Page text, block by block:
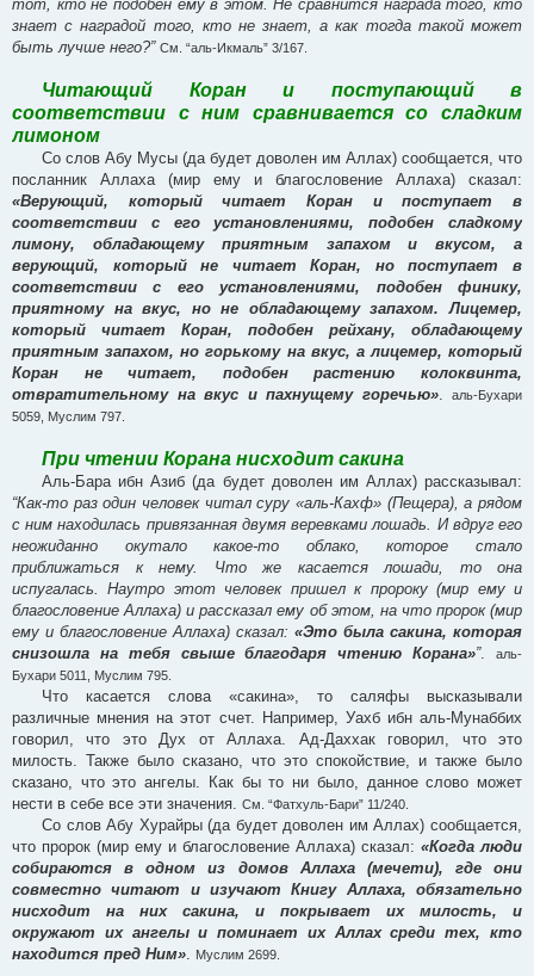
тот, кто не подобен ему в этом. Не сравнится награда того, кто
знает с наградой того, кто не знает, а как тогда такой может
быть лучше него?” См. “аль-Икмаль” 3/167.
Читающий Коран и поступающий в
соответствии с ним сравнивается со сладким
лимоном
Со слов Абу Мусы (да будет доволен им Аллах) сообщается, что
посланник Аллаха (мир ему и благословение Аллаха) сказал:
«Верующий, который читает Коран и поступает в
соответствии с его установлениями, подобен сладкому
лимону, обладающему приятным запахом и вкусом, а
верующий, который не читает Коран, но поступает в
соответствии с его установлениями, подобен финику,
приятному на вкус, но не обладающему запахом. Лицемер,
который читает Коран, подобен рейхану, обладающему
приятным запахом, но горькому на вкус, а лицемер, который
Коран не читает, подобен растению колоквинта,
отвратительному на вкус и пахнущему горечью».
аль-Бухари
5059, Муслим 797.
При чтении Корана нисходит сакина
Аль-Бара ибн Азиб (да будет доволен им Аллах) рассказывал:
“Как-то раз один человек читал суру «аль-Кахф» (Пещера), а рядом
с ним находилась привязанная двумя веревками лошадь. И вдруг его
неожиданно окутало какое-то облако, которое стало
приближаться к нему. Что же касается лошади, то она
испугалась. Наутро этот человек пришел к пророку (мир ему и
благословение Аллаха) и рассказал ему об этом, на что пророк (мир
ему и благословение Аллаха) сказал: «Это была сакина, которая
снизошла на тебя свыше благодаря чтению Корана»”.аль-
Бухари 5011, Муслим 795.
Что касается слова «сакина», то саляфы высказывали
различные мнения на этот счет. Например, Уахб ибн аль-Мунаббих
говорил, что это Дух от Аллаха. Ад-Даххак говорил, что это
милость. Также было сказано, что это спокойствие, и также было
сказано, что это ангелы. Как бы то ни было, данное слово может
нести в себе все эти значения.
См. “Фатхуль-Бари” 11/240.
Со слов Абу Хурайры (да будет доволен им Аллах) сообщается,
что пророк (мир ему и благословение Аллаха) сказал: «Когда люди
собираются в одном из домов Аллаха (мечети), где они
совместно читают и изучают Книгу Аллаха, обязательно
нисходит на них сакина, и покрывает их милость, и
окружают их ангелы и поминает их Аллах среди тех, кто
находится пред Ним»
Муслим 2699.